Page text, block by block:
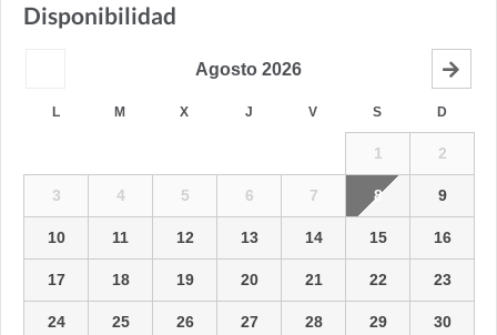
Disponibilidad
Agosto 2026
L M X J V S D
1 2
3 4 5 6 7 8 9
10 11 12 13 14 15 16
17 18 19 20 21 22 23
24 25 26 27 28 29 30